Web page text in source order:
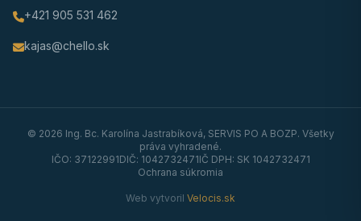
+421 905 531 462
kajas@chello.sk
© 2026 Ing. Bc. Karolína Jastrabíková, SERVIS PO A BOZP. Všetky
práva vyhradené.
IČO: 37122991DIČ: 1042732471IČ DPH: SK 1042732471
Ochrana súkromia
Web vytvoril Velocis.sk